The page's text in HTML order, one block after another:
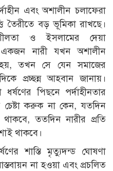
এবং অশালীন চলাফেরা
তৈরীতে বড় ভূমিকা রাখছে।
ও ইসলামের দেয়া
একজন নারী যখন অশালীন
তখন সে যেন সমাজের
প্রচ্ছন্ন আহবান জানায়।
পিছনে পর্দাহীনতার
করুক না কেন, যতদিন
থাকবে, ততদিন নারীর প্রতি
দুরাশাই থাকবে।
শাস্তি মৃত্যুদন্ড ঘোষণা
না হওয়া এবং প্রচলিত